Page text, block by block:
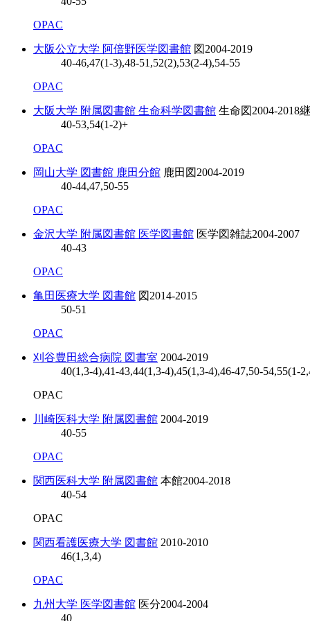
OPAC
大阪公立大学 阿倍野医学図書館 図 2004-2019
40-46,47(1-3),48-51,52(2),53(2-4),54-55
OPAC
大阪大学 附属図書館 生命科学図書館 生命図 2004-2018
40-53,54(1-2)+
OPAC
岡山大学 図書館 鹿田分館 鹿田図 2004-2019
40-44,47,50-55
OPAC
金沢大学 附属図書館 医学図書館 医学図雑誌2004-2007
40-43
OPAC
亀田医療大学 図書館 図 2014-2015
50-51
OPAC
刈谷豊田総合病院 図書室 2004-2019
40(1,3-4),41-43,44(1,3-4),45(1,3-4),46-47,50-54,55(1-
OPAC
川崎医科大学 附属図書館 2004-2019
40-55
OPAC
関西医科大学 附属図書館 本館2004-2018
40-54
OPAC
関西看護医療大学 図書館 2010-2010
46(1,3,4)
OPAC
九州大学 医学図書館 医分2004-2004
40